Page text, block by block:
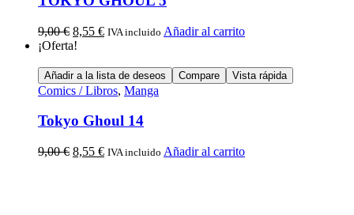
9,00€ 8,55 € IVA incluido Añadir al carrito
¡Oferta!
Añadir a la lista de deseos Compare Vista rápida
Comics / Libros, Manga
Tokyo Ghoul 14
9,00€ 8,55 € IVA incluido Añadir al carrito